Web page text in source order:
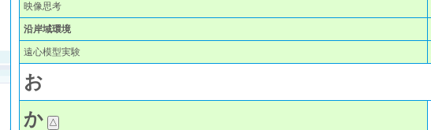
映像思考
沿岸域環境
遠心模型実験
お
か